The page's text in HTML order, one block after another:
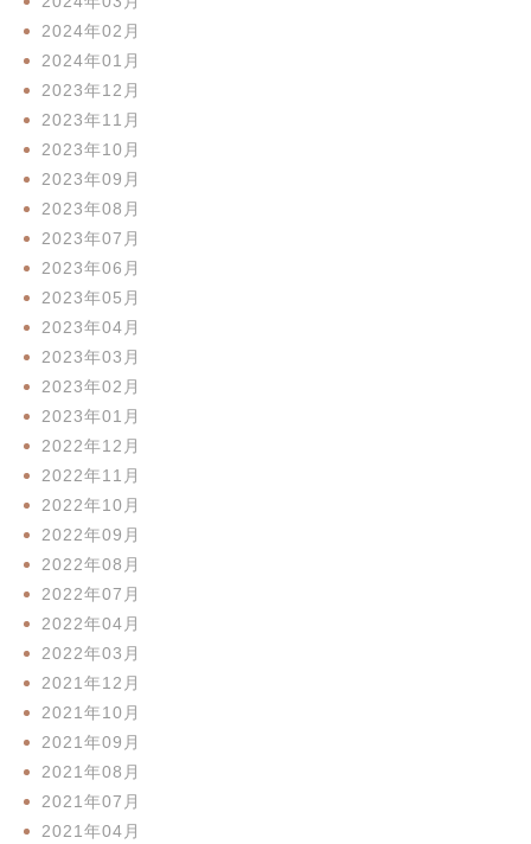
2024年02月
2024年01月
2023年12月
2023年11月
2023年10月
2023年09月
2023年08月
2023年07月
2023年06月
2023年05月
2023年04月
2023年03月
2023年02月
2023年01月
2022年12月
2022年11月
2022年10月
2022年09月
2022年08月
2022年07月
2022年04月
2022年03月
2021年12月
2021年10月
2021年09月
2021年08月
2021年07月
2021年04月